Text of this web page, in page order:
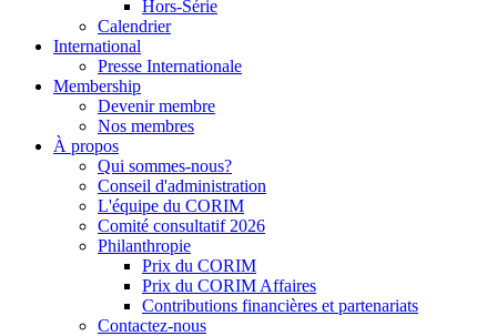
Hors-Série
Calendrier
International
Presse Internationale
Membership
Devenir membre
Nos membres
À propos
Qui sommes-nous?
Conseil d'administration
L'équipe du CORIM
Comité consultatif 2026
Philanthropie
Prix du CORIM
Prix du CORIM Affaires
Contributions financières et partenariats
Contactez-nous